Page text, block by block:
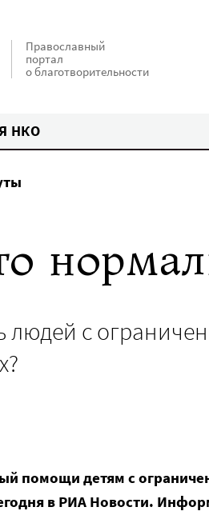
Православный
портал
о благотворительности
НКО
людей с
помощи детям с
в РИА Новости.